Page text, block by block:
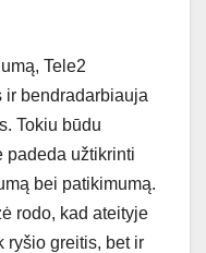
Tele2
ir bendradarbiauja
Tokiu būdu
padeda užtikrinti
bei patikimumą.
rodo, kad ateityje
ryšio greitis, bet ir